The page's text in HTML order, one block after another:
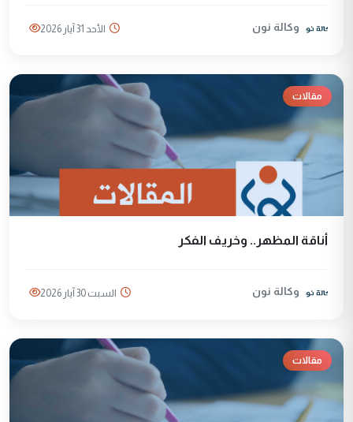
وكالة نون الأحد 31 آيار 2026
مقالات
أناقة المظهر.. وخريف الفكر
وكالة نون السبت 30 آيار 2026
مقالات